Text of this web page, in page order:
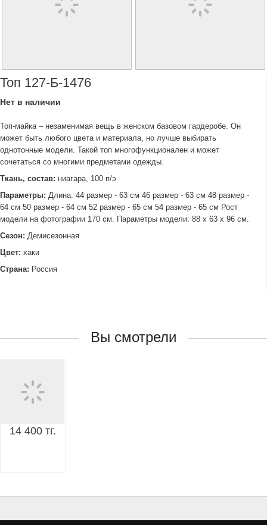
Топ 127-Б-1476
Нет в наличии
Топ-майка – незаменимая вещь в женском базовом гардеробе. Он
может быть любого цвета и материала, но лучше выбирать
однотонные модели. Такой топ многофункционален и может
сочетаться со многими предметами одежды.
Ткань, состав: ниагара, 100 п/э
Параметры: Длина: 44 размер - 63 см 46 размер - 63 см 48 размер -
64 см 50 размер - 64 см 52 размер - 65 см 54 размер - 65 см Рост
модели на фотографии 170 см. Параметры модели: 88 х 63 х 96 см.
Сезон: Демисезонная
Цвет: хаки
Страна: Россия
Вы смотрели
14 400 тг.